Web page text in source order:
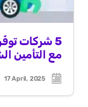
5 شركات
مع التأمين
Post
date
17 April, 2025